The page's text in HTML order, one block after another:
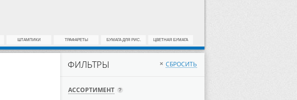
ШТАМПИКИ ТРАФАРЕТЫ БУМАГА ДЛЯ РИС. ЦВЕТНАЯ БУМАГА
ФИЛЬТРЫ × СБРОСИТЬ
АССОРТИМЕНТ